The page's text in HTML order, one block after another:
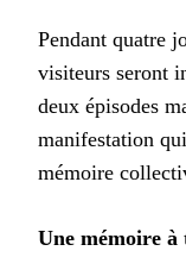
Pendant quatre
visiteurs seront
deux épisodes
manifestation
mémoire
Une mémoire